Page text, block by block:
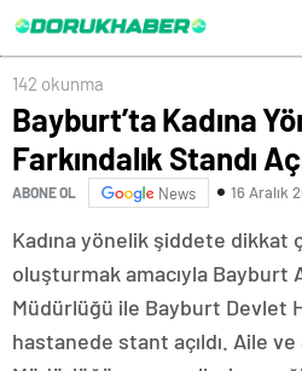
142 okunma
Bayburt’ta Kadına
Farkındalık Standı
ABONE OL News 16 Aralık
Kadına yönelik şiddete dikkat
oluşturmak amacıyla Bayburt
Müdürlüğü ile Bayburt Devlet
hastanede stant açıldı. Aile